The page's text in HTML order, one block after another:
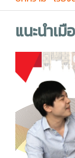
แนะนำเมื